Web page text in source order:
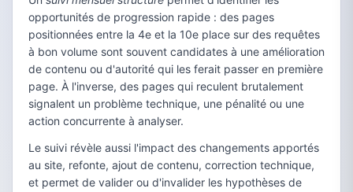
opportunités de progression rapide : des pages
positionnées entre la 4e et la 10e place sur des requêtes
à bon volume sont souvent candidates à une amélioration
de contenu ou d'autorité qui les ferait passer en première
page. À l'inverse, des pages qui reculent brutalement
signalent un problème technique, une pénalité ou une
action concurrente à analyser.
Le suivi révèle aussi l'impact des changements apportés
au site, refonte, ajout de contenu, correction technique,
et permet de valider ou d'invalider les hypothèses de